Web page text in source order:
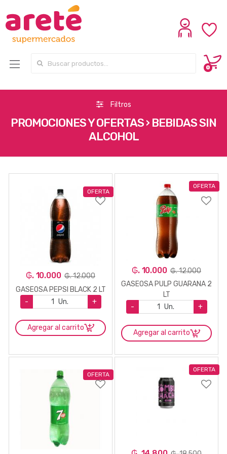
Search for:
0
Filtros
PROMOCIONES Y OFERTAS › BEBIDAS SIN
ALCOHOL
OFERTA
₲. 10.000 ₲. 12.000
GASEOSA PEPSI BLACK 2 LT
-
Un. +
Agregar al carrito
OFERTA
₲. 10.000 ₲. 12.000
GASEOSA PULP GUARANA 2
LT
-
Un. +
Agregar al carrito
OFERTA
OFERTA